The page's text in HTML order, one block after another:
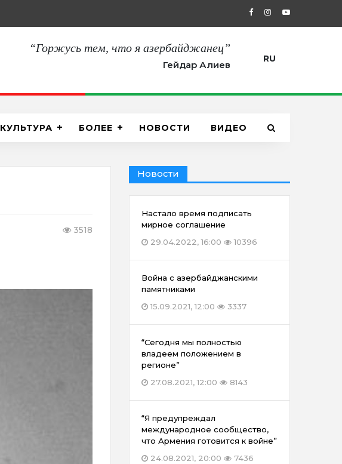
27.08.2021, 12:00 “Сегодня мы
“Горжусь тем, что я азербайджанец”
Гейдар Алиев
RU
КУЛЬТУРА БОЛЕЕ НОВОСТИ ВИДЕО
3518
Новости
Настало время подписать
мирное соглашение
29.04.2022, 16:00
10396
Война с азербайджанскими
памятниками
15.09.2021, 12:00
3337
“Сегодня мы полностью
владеем положением в
регионе”
27.08.2021, 12:00
8143
“Я предупреждал
международное сообщество,
что Армения готовится к войне”
24.08.2021, 20:00
7436